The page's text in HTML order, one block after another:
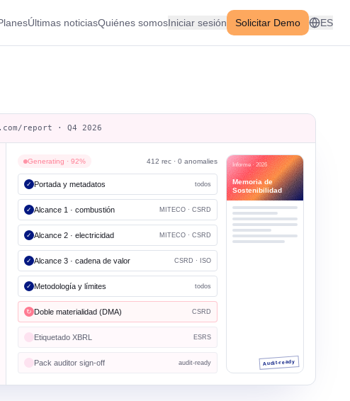
Últimas noticiasQuiénes somosIniciar sesión Solicitar Demo ES
report · Q4 2026
Generating · 92% 412 rec · 0 anomalies
✓ Portada y metadatos todos
✓ Alcance 1 · combustión MITECO · CSRD
✓ Alcance 2 · electricidad MITECO · CSRD
✓ Alcance 3 · cadena de valor CSRD · ISO
✓ Metodología y límites todos
↻ Doble materialidad (DMA) CSRD
Etiquetado XBRL ESRS
Pack auditor sign-off audit-ready
Informe · 2026
Memoria de
Sostenibilidad
Audit-ready